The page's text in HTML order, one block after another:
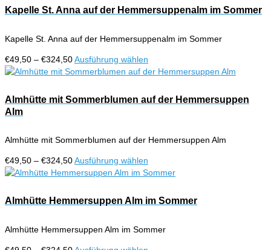
€324,50
mehrere
Varianten
Die
können
auf
Produktseite
Kapelle St. Anna auf der Hemmersuppenalm im Sommer
Kapelle St. Anna auf der Hemmersuppenalm im Sommer
€49,50 – €324,50Preisspanne:
€49,50
Ausführung wählen
Produkt
mehrere
Varianten
Optionen
auf
der
gewählt
Almhütte mit Sommerblumen auf der Hemmersuppen
Alm
Almhütte mit Sommerblumen auf der Hemmersuppen Alm
€49,50 – €324,50Preisspanne:
€49,50
€324,50
Ausführung wählen
Produkt
mehrere
Varianten
Die
Almhütte Hemmersuppen Alm im Sommer
Almhütte Hemmersuppen Alm im Sommer